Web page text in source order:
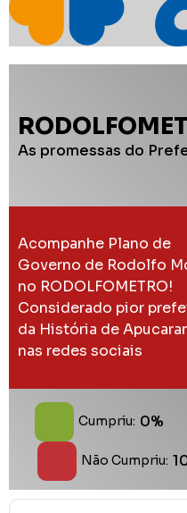
As promessas do
Acompanhe Plano de
Governo de Rodolfo
no RODOLFOMETRO!
Considerado pior
da História de
nas redes sociais
Cumpriu: 0%
Não Cumpriu: